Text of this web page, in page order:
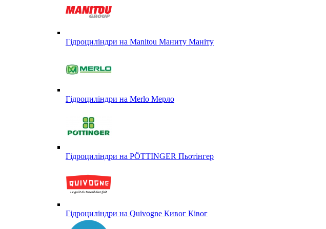
Гідроциліндри на Manitou Маниту Маніту
Гідроциліндри на Merlo Мерло
Гідроциліндри на PÖTTINGER Пьотінгер
Гідроциліндри на Quivogne Кивог Ківог